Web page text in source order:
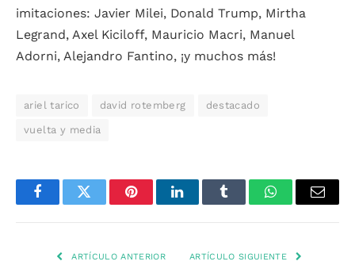
imitaciones: Javier Milei, Donald Trump, Mirtha
Legrand, Axel Kiciloff, Mauricio Macri, Manuel
Adorni, Alejandro Fantino, ¡y muchos más!
ariel tarico david rotemberg destacado
vuelta y media
FacebookTwitter PinterestLinkedInTumblr WhatsAppEmail
ARTÍCULO ANTERIOR ARTÍCULO SIGUIENTE